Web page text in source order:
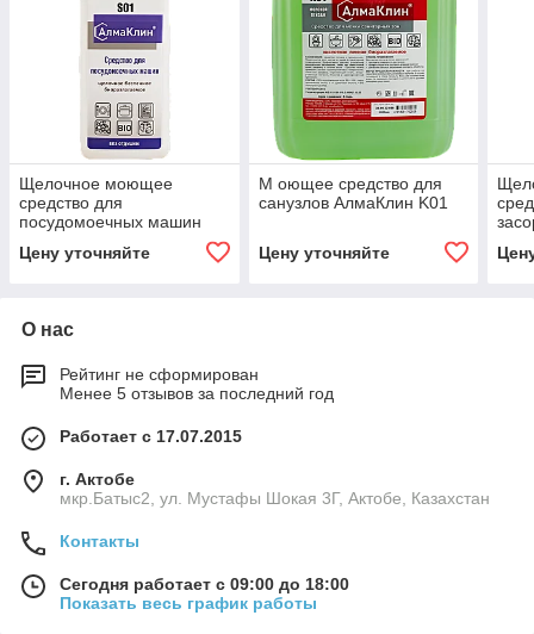
Щелочное моющее
средство для
посудомоечных машин
Цену уточняйте
М оющее средство для
санузлов АлмаКлин K01
Цену уточняйте
О нас
Рейтинг не сформирован
Менее 5 отзывов за последний год
Работает с 17.07.2015
г. Актобе
мкр.Батыс2, ул. Мустафы Шокая 3Г, Актобе, Казахстан
Контакты
Сегодня работает с 09:00 до 18:00
Показать весь график работы